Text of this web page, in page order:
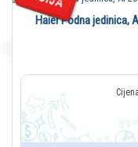
Haier Podna jedinica,